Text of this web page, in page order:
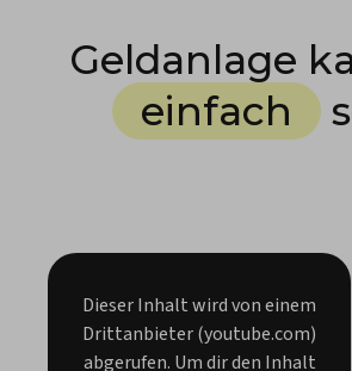
Geldanlage
einfach
Dieser Inhalt wird von einem
Drittanbieter (youtube.com)
abgerufen. Um dir den Inhalt